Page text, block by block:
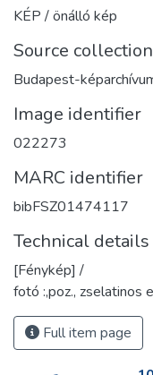
KÉP / önálló kép
Source collection
Budapest-
Image identifier
022273
MARC identifier
bibFSZ01474117
Technical details
[Fénykép] /
fotó :,poz., zselatinos
Full item page